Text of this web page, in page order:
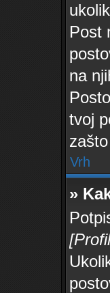
Post
na
tvoj
Vrh
»